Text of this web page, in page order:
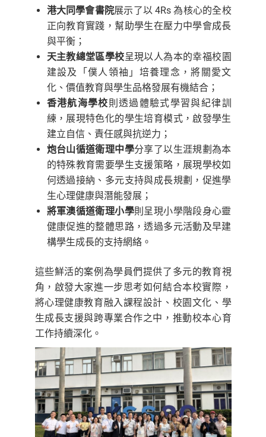
港大同學會書院展示了以 4Rs 為核心的全校
正向教育實踐，幫助學生在壓力中學會成長
與平衡；
天主教總堂區學校呈現以人為本的幸福校園
建設及「僕人領袖」培養理念，將關愛文
化、價值教育與學生品格發展有機結合；
香港航海學校則透過體驗式學習與紀律訓
練，展現特色化的學生培育模式，啟發學生
建立自信、責任感與抗逆力；
炮台山循道衛理中學分享了以生涯規劃為本
的特殊教育需要學生支援策略，展現學校如
何透過接納、多元支持與成長規劃，促進學
生心理健康與潛能發展；
將軍澳循道衛理小學則呈現小學階段身心靈
健康促進的整體思路，透過多元活動及早建
構學生成長的支持網絡。
這些鮮活的案例為學員們提供了多元的教育視
角，啟發大家進一步思考如何結合本校實際，
將心理健康教育融入課程設計、校園文化、學
生成長支援與跨專業合作之中，推動校本心育
工作持續深化。